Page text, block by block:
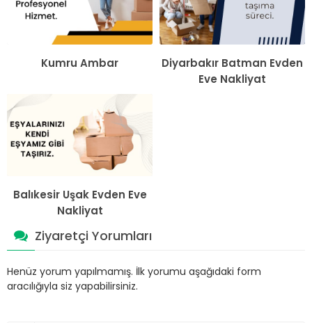
Kumru Ambar
Diyarbakır Batman Evden
Eve Nakliyat
Balıkesir Uşak Evden Eve
Nakliyat
Ziyaretçi Yorumları
Henüz yorum yapılmamış. İlk yorumu aşağıdaki form
aracılığıyla siz yapabilirsiniz.